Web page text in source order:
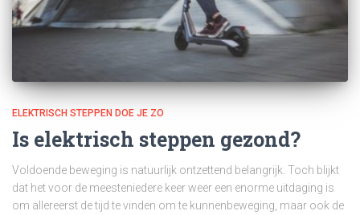
ELEKTRISCH STEPPEN DOE JE ZO
Is elektrisch steppen gezond?
Voldoende beweging is natuurlijk ontzettend belangrijk. Toch blijkt
dat het voor de meesteniedere keer weer een enorme uitdaging is
om allereerst de tijd te vinden om te kunnenbeweging, maar ook de